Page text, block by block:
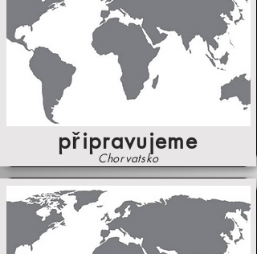
připravujeme
Chorvatsko